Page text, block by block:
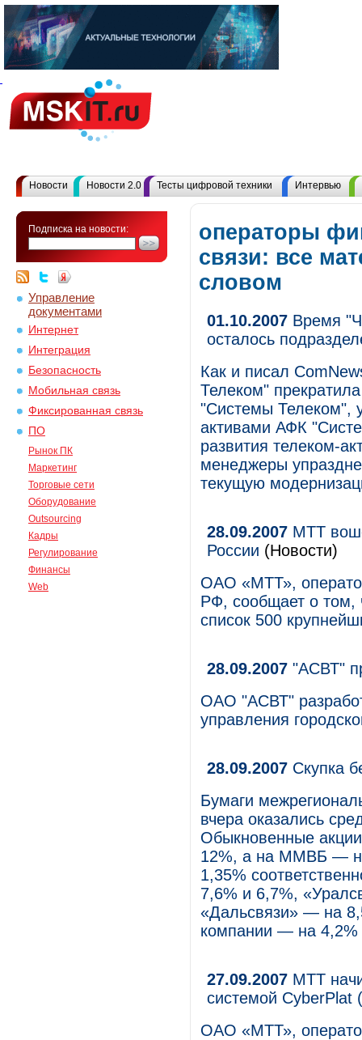
Новости Новости 2.0 Тесты цифровой техники Интервью
Подписка на новости:
Управление
документами
Интернет
Интеграция
Безопасность
Мобильная связь
Фиксированная связь
ПО
Рынок ПК
Маркетинг
Торговые сети
Оборудование
Outsourcing
Кадры
Регулирование
Финансы
Web
операторы
связи: все
словом
01.10.2007 Время
осталось
Как и писал
Телеком"
"Системы Телеком",
активами АФК
развития телеком-
менеджеры
текущую
28.09.2007 МТТ
России (Новости)
ОАО «МТТ»,
РФ, сообщает о том,
список 500
28.09.2007 "АСВТ"
ОАО "АСВТ"
управления
28.09.2007 Скупка
Бумаги
вчера оказались
Обыкновенные
12%, а на ММВБ —
1,35%
7,6% и 6,7%,
«Дальсвязи» — на
компании — на 4,2%
27.09.2007 МТТ
системой CyberPlat
ОАО «МТТ»,